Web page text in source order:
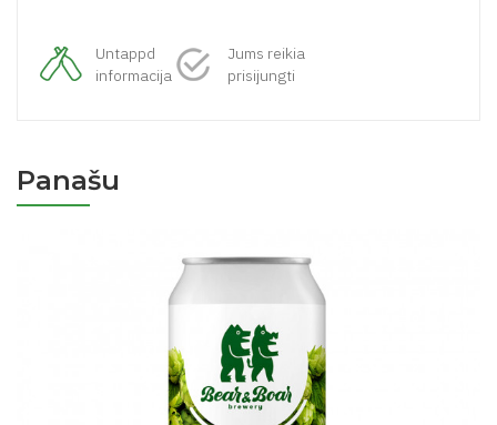
Untappd
informacija
Jums reikia
prisijungti
Panašu